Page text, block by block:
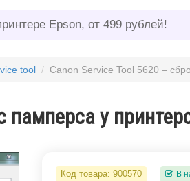
Epson, от 499 рублей!
tool/ Canon Service Tool 5620 – сброс
памперса у
Код товара:900570 В